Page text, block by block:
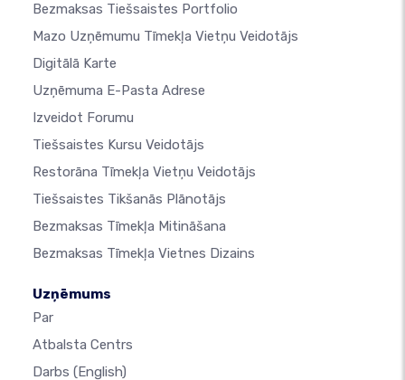
Bezmaksas Tiešsaistes Portfolio
Mazo Uzņēmumu Tīmekļa Vietņu Veidotājs
Digitālā Karte
Uzņēmuma E-Pasta Adrese
Izveidot Forumu
Tiešsaistes Kursu Veidotājs
Restorāna Tīmekļa Vietņu Veidotājs
Tiešsaistes Tikšanās Plānotājs
Bezmaksas Tīmekļa Mitināšana
Bezmaksas Tīmekļa Vietnes Dizains
Uzņēmums
Par
Atbalsta Centrs
Darbs (English)